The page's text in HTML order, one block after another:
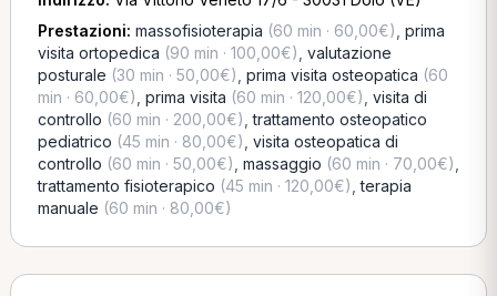
Prestazioni: massofisioterapia (60 min · 60,00€) prima
visita ortopedica (90 min · 100,00€) valutazione
posturale (30 min · 50,00€) prima visita osteopatica (60
min · 60,00€) prima visita (60 min · 120,00€) visita di
controllo (60 min · 200,00€) ,trattamento osteopatico
pediatrico (45 min · 80,00€) visita osteopatica di
controllo (60 min · 50,00€) massaggio (60 min · 70,00€)
trattamento fisioterapico (45 min · 120,00€) ,terapia
manuale (60 min · 80,00€)